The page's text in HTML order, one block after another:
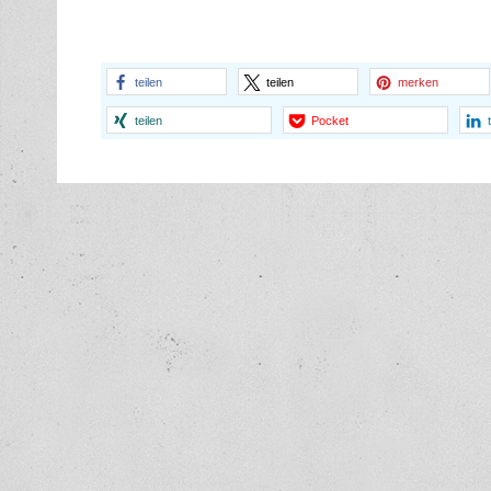
teilen teilen merken
teilen Pocket